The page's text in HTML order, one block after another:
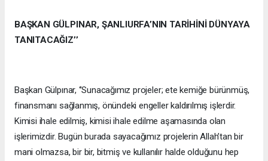
BAŞKAN GÜLPINAR, ŞANLIURFA’NIN TARİHİNİ DÜNYAYA
TANITACAĞIZ’’
Başkan Gülpınar, ‘’Sunacağımız projeler; ete kemiğe bürünmüş,
finansmanı sağlanmış, önündeki engeller kaldırılmış işlerdir.
Kimisi ihale edilmiş, kimisi ihale edilme aşamasında olan
işlerimizdir. Bugün burada sayacağımız projelerin Allah’tan bir
mani olmazsa, bir bir, bitmiş ve kullanılır halde olduğunu hep